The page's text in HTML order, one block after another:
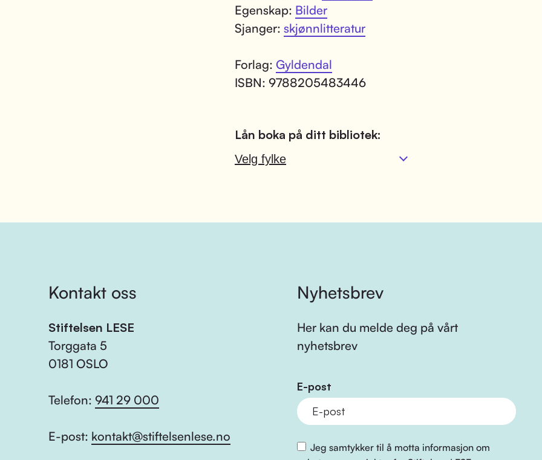
Egenskap: Bilder
Sjanger: skjønnlitteratur
Forlag: Gyldendal
ISBN: 9788205483446
Lån boka på ditt bibliotek:
Velg fylke
Kontakt oss
Stiftelsen LESE
Torggata 5
0181 OSLO
Telefon: 941 29 000
E-post: kontakt@stiftelsenlese.no
Nyhetsbrev
Her kan du melde deg på vårt
nyhetsbrev
E-post
Jeg samtykker til å motta informasjon om